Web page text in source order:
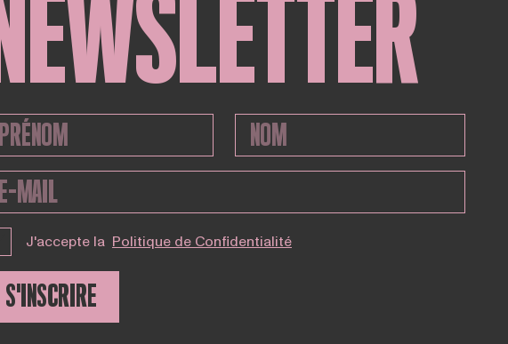
NEWSLETTER
J'accepte la Politique de Confidentialité
S'INSCRIRE